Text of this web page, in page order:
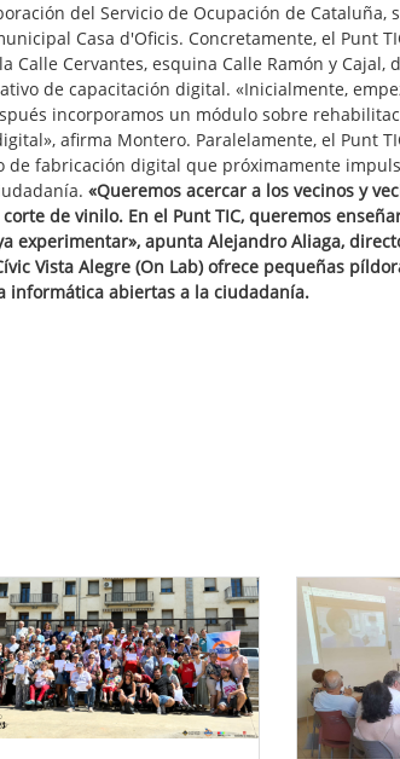
del Servicio de Ocupación de Cataluña,
Casa d'Oficis. Concretamente, el Punt
Calle Cervantes, esquina Calle Ramón y Cajal,
de capacitación digital. «Inicialmente,
incorporamos un módulo sobre
afirma Montero. Paralelamente, el Punt
de fabricación digital que próximamente
«Queremos acercar a los vecinos y
de vinilo. En el Punt TIC, queremos
experimentar», apunta Alejandro Aliaga,
Vista Alegre (On Lab) ofrece pequeñas
abiertas a la ciudadanía.